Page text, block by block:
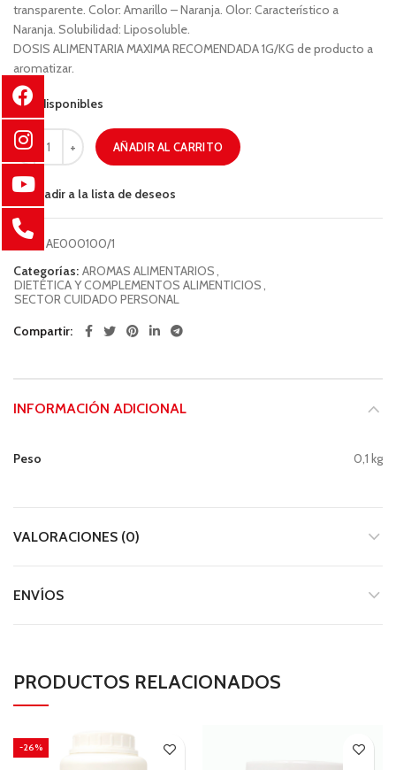
transparente. Color: Amarillo – Naranja. Olor: Característico a
Naranja. Solubilidad: Liposoluble.
DOSIS ALIMENTARIA MAXIMA RECOMENDADA 1G/KG de producto a
aromatizar.
5 disponibles
AÑADIR AL CARRITO
Añadir a la lista de deseos
COD: AE000100/1
Categorías: AROMAS ALIMENTARIOS,
DIETÉTICA Y COMPLEMENTOS ALIMENTICIOS,
SECTOR CUIDADO PERSONAL
Compartir
INFORMACIÓN ADICIONAL
Peso 0,1 kg
VALORACIONES (0)
ENVÍOS
PRODUCTOS RELACIONADOS
-26%